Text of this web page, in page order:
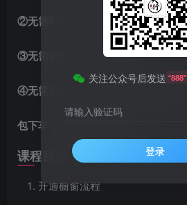
②无需 我们来直播
③无需 我们有品
④无需
包下车，包吃肉，包舒服！！！
课程目录
开通橱窗流程
关注公众号后发送 “888”
请输入验证码
登录